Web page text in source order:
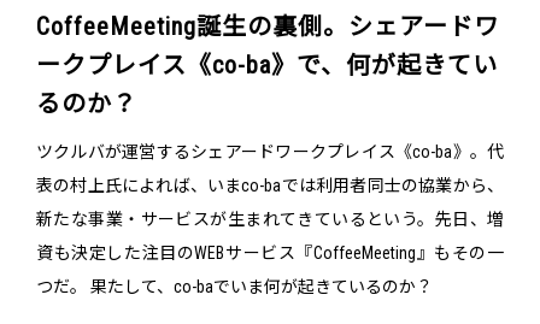
CoffeeMeeting誕生の裏側。シェアードワ
ークプレイス《co-ba》で、何が起きてい
るのか？
ツクルバが運営するシェアードワークプレイス《co-ba》。代
表の村上氏によれば、いまco-baでは利用者同士の協業から、
新たな事業・サービスが生まれてきているという。先日、増
資も決定した注目のWEBサービス『CoffeeMeeting』もその一
つだ。 果たして、co-baでいま何が起きているのか？